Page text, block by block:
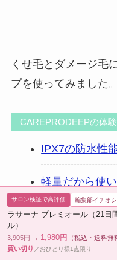
くせ毛とダメージ毛
プを使ってみました。
CAREPRODEEPの体
IPX7の防水性
軽量だから使
ごわついた髪
サロン検証で高評価 編集部イチオシ
ラサーナ プレミオール（21日
ル）
3,905円 → 1,980円
（税込・送料無
買い切り ／おひとり様1点限り